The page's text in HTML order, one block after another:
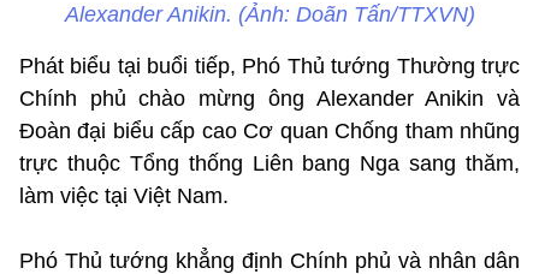
Alexander Anikin. (Ảnh: Doãn Tấn/TTXVN)
Phát biểu tại buổi tiếp, Phó Thủ tướng Thường trực
Chính phủ chào mừng ông Alexander Anikin và
Đoàn đại biểu cấp cao Cơ quan Chống tham nhũng
trực thuộc Tổng thống Liên bang Nga sang thăm,
làm việc tại Việt Nam.
Phó Thủ tướng khẳng định Chính phủ và nhân dân